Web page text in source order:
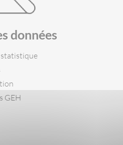
données
GEH